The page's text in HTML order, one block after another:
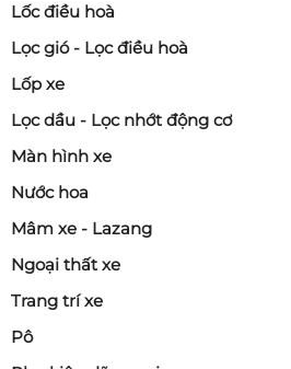
Lốc điều hoà
Lọc gió - Lọc điều hoà
Lốp xe
Lọc dầu - Lọc nhớt động cơ
Màn hình xe
Nước hoa
Mâm xe - Lazang
Ngoại thất xe
Trang trí xe
Pô